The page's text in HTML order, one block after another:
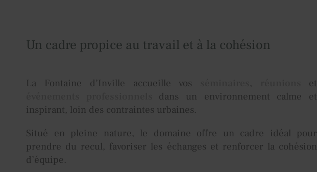
Un cadre propice au travail et à la cohésion
La Fontaine d’Inville accueille vos ,
et
dans un environnement calme et
inspirant, loin des contraintes urbaines.
Situé en pleine nature, le domaine offre un cadre idéal pour
prendre du recul, favoriser les échanges et renforcer la cohésion
d’équipe.